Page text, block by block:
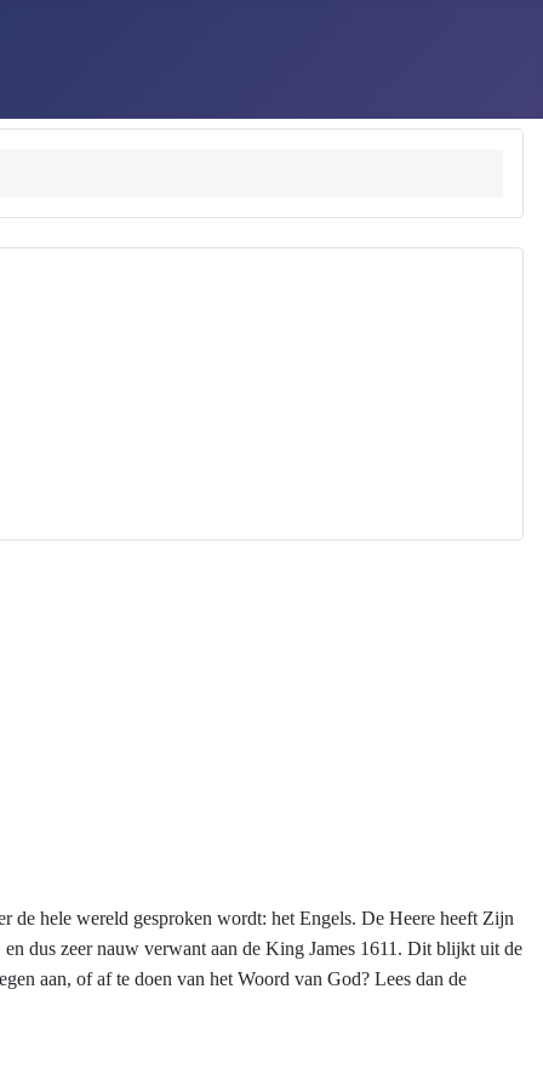
hele wereld gesproken wordt: het Engels. De Heere heeft Zijn
dus zeer nauw verwant aan de King James 1611. Dit blijkt uit de
aan, of af te doen van het Woord van God? Lees dan de